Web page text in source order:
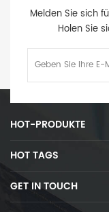
Melden Sie sich
Holen Sie
HOT-PRODUKTE
HOT TAGS
GET IN TOUCH